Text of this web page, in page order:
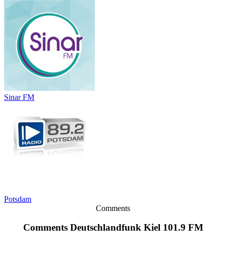
Sinar FM
Potsdam
Comments
Comments Deutschlandfunk Kiel 101.9 FM